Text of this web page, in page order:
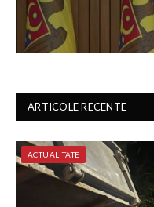
ARTICOLE RECENTE
ACTUALITATE